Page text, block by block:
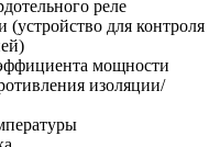
реле
(устройство для контроля
мощности
изоляции/